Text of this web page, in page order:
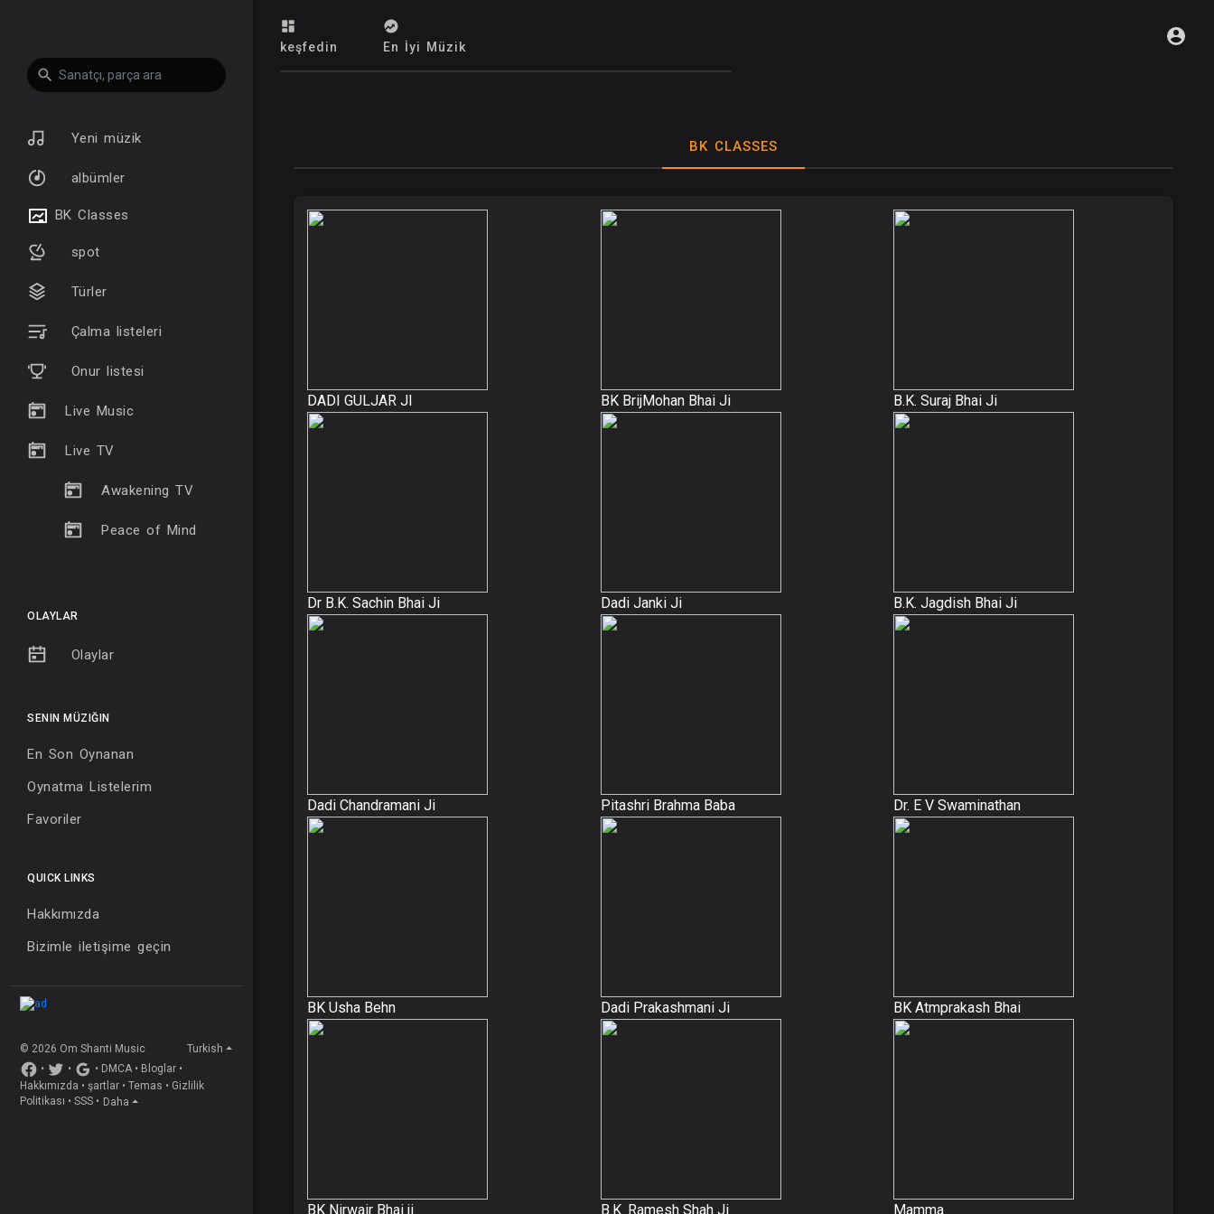
Yeni müzik
albümler
BK Classes
spot
Türler
Çalma listeleri
Onur listesi
Live Music
Live TV
Awakening TV
Peace of Mind
OLAYLAR
Olaylar
SENIN MÜZIĞIN
En Son Oynanan
Oynatma Listelerim
Favoriler
QUICK LINKS
Hakkımızda
Bizimle iletişime geçin
© 2026 Om Shanti Music
Turkish
•
• • DMCA • Bloglar •
Hakkımızda • şartlar • Temas • Gizlilik
Politikası • SSS • Daha
keşfedin En İyi Müzik
BK CLASSES
DADI GULJAR JI BK BrijMohan Bhai Ji B.K. Suraj Bhai Ji
Dr B.K. Sachin Bhai Ji Dadi Janki Ji B.K. Jagdish Bhai Ji
Dadi Chandramani Ji Pitashri Brahma Baba Dr. E V Swaminathan
BK Usha Behn Dadi Prakashmani Ji BK Atmprakash Bhai
BK Nirwair Bhai ji B.K. Ramesh Shah Ji Mamma